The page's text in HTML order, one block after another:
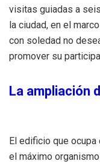
visitas guiadas a
la ciudad, en el
con soledad no
promover su
La ampliación
El edificio que
el máximo